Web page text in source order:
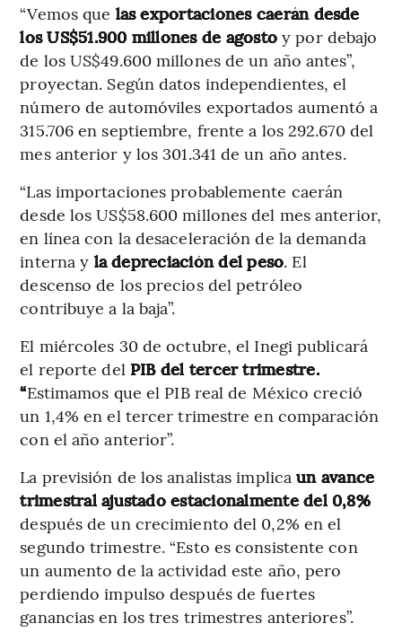
“Vemos que las exportaciones caerán desde
los US$51.900 millones de agosto y por debajo
de los US$49.600 millones de un año antes”,
proyectan. Según datos independientes, el
número de automóviles exportados aumentó a
315.706 en septiembre, frente a los 292.670 del
mes anterior y los 301.341 de un año antes.
“Las importaciones probablemente caerán
desde los US$58.600 millones del mes anterior,
en línea con la desaceleración de la demanda
interna y la depreciación del peso. El
descenso de los precios del petróleo
contribuye a la baja”.
El miércoles 30 de octubre, el Inegi publicará
el reporte del PIB del tercer trimestre.
“Estimamos que el PIB real de México creció
un 1,4% en el tercer trimestre en comparación
con el año anterior”.
La previsión de los analistas implicaun avance
trimestral ajustado estacionalmente del 0,8%
después de un crecimiento del 0,2% en el
segundo trimestre. “Esto es consistente con
un aumento de la actividad este año, pero
perdiendo impulso después de fuertes
ganancias en los tres trimestres anteriores”.